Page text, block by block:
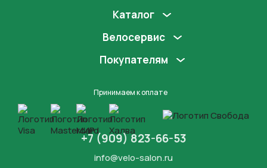
Каталог
Велосервис
Покупателям
Принимаем к оплате
+7 (909) 823-66-53
info@velo-salon.ru